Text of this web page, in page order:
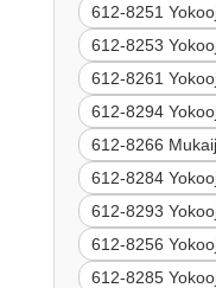
612-8251
612-8253
612-8261
612-8294
612-8266
612-8284
612-8293
612-8256
612-8285